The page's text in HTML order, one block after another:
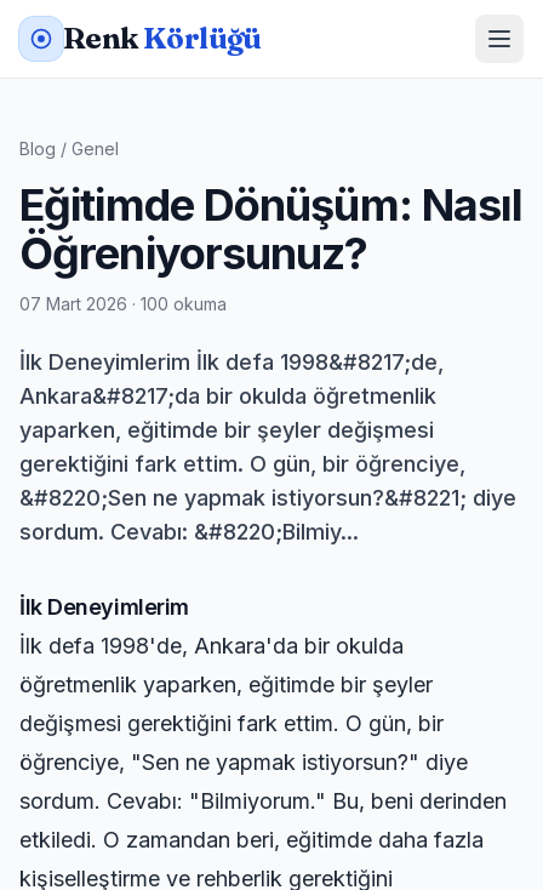
RenkKörlüğü
Blog / Genel
Eğitimde Dönüşüm: Nasıl
Öğreniyorsunuz?
07 Mart 2026 · 100 okuma
İlk Deneyimlerim İlk defa 1998&#8217;de,
Ankara&#8217;da bir okulda öğretmenlik
yaparken, eğitimde bir şeyler değişmesi
gerektiğini fark ettim. O gün, bir öğrenciye,
&#8220;Sen ne yapmak istiyorsun?&#8221; diye
sordum. Cevabı: &#8220;Bilmiy...
İlk Deneyimlerim
İlk defa 1998'de, Ankara'da bir okulda
öğretmenlik yaparken, eğitimde bir şeyler
değişmesi gerektiğini fark ettim. O gün, bir
öğrenciye, "Sen ne yapmak istiyorsun?" diye
sordum. Cevabı: "Bilmiyorum." Bu, beni derinden
etkiledi. O zamandan beri, eğitimde daha fazla
kişiselleştirme ve rehberlik gerektiğini